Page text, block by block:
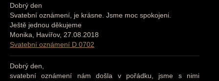
Dobrý den
Svatební oznámení, je krásne. Jsme moc spokojeni.
Ještě jednou děkujeme
Monika, Havířov, 27.08.2018
Svatební oznámení D 0702
Dobrý den,
svatební oznámení nám došla v pořádku, jsme s nimi